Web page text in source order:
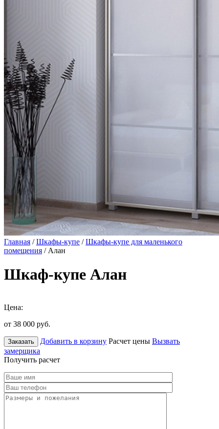
Главная /Шкафы-купе /Шкафы-купе для маленького
помещения / Алан
Шкаф-купе Алан
Цена:
от 38 000 руб.
Заказать Добавить в корзину Расчет цены Вызвать
замерщика
Получить расчет